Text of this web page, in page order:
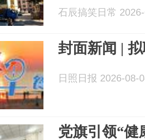
石辰搞笑日常
封面新闻 |
日照日报 2026-08-
党旗引领“健